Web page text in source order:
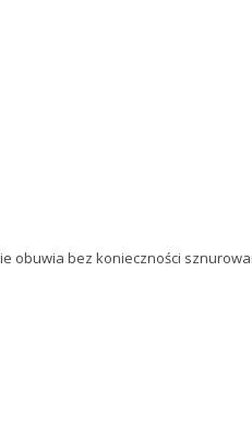
obuwia bez konieczności